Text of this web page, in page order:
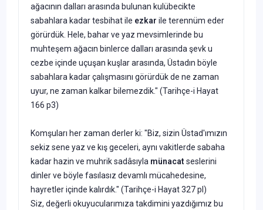
ağacının dalları arasında bulunan kulübecikte
sabahlara kadar tesbihat ile ezkar ile terennüm eder
görürdük. Hele, bahar ve yaz mevsimlerinde bu
muhteşem ağacın binlerce dalları arasında şevk u
cezbe içinde uçuşan kuşlar arasında, Üstadın böyle
sabahlara kadar çalışmasını görürdük de ne zaman
uyur, ne zaman kalkar bilemezdik." (Tarihçe-i Hayat
166 p3)
Komşuları her zaman derler ki: "Biz, sizin Üstad'ımızın
sekiz sene yaz ve kış geceleri, aynı vakitlerde sabaha
kadar hazin ve muhrik sadâsıyla münacatseslerini
dinler ve böyle fasılasız devamlı mücahedesine,
hayretler içinde kalırdık." (Tarihçe-i Hayat 327 pl)
Siz, değerli okuyucularımıza takdimini yazdığımız bu